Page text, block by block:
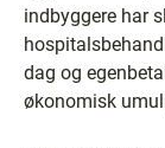
indbyggere har
dag og
økonomisk